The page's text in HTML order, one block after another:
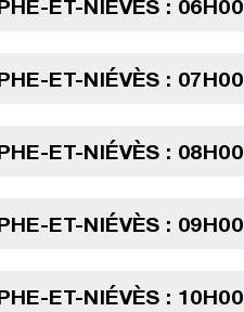
ET-NIÉVÈS : 06H00
ET-NIÉVÈS : 07H00
ET-NIÉVÈS : 08H00
ET-NIÉVÈS : 09H00
ET-NIÉVÈS : 10H00